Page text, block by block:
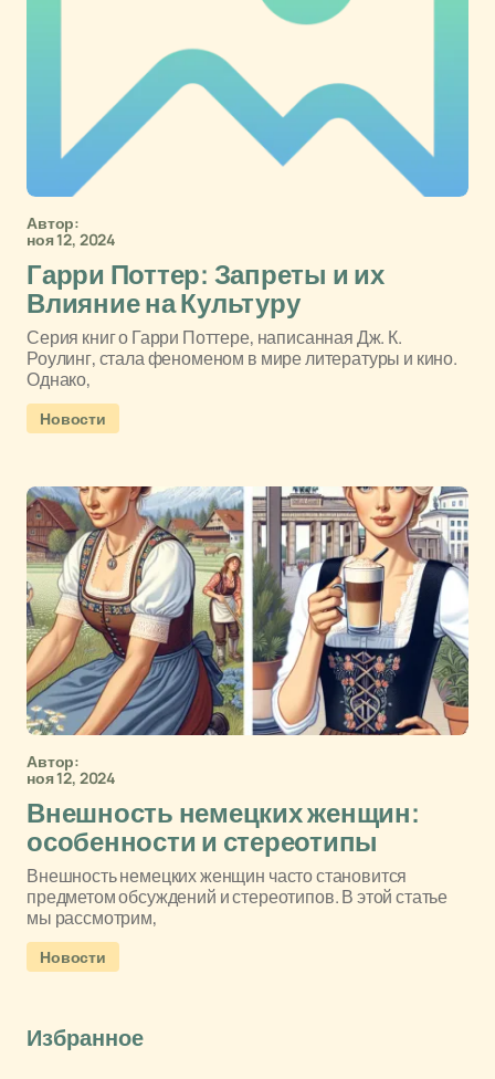
Автор:
ноя 12, 2024
Гарри Поттер: Запреты и их
Влияние на Культуру
Серия книг о Гарри Поттере, написанная Дж. К.
Роулинг, стала феноменом в мире литературы и кино.
Однако,
Новости
Автор:
ноя 12, 2024
Внешность немецких женщин:
особенности и стереотипы
Внешность немецких женщин часто становится
предметом обсуждений и стереотипов. В этой статье
мы рассмотрим,
Новости
Избранное